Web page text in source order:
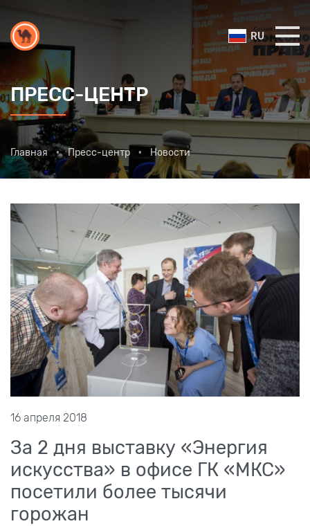
RU
ПРЕСС-ЦЕНТР
Главная Пресс-центр Новости
16 апреля 2018
За 2 дня выставку «Энергия
искусства» в офисе ГК «МКС»
посетили более тысячи
горожан